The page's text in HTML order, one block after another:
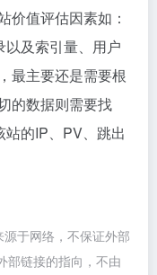
价值评估因素如：
及索引量、用户
最主要还是需要根
的数据则需要找
的IP、PV、跳出
于网络，不保证外部
部链接的指向，不由